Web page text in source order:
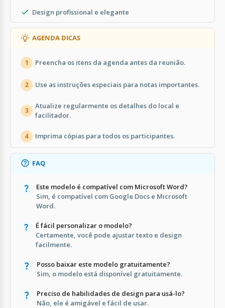
Design profissional e elegante
AGENDA DICAS
1 Preencha os itens da agenda antes da reunião.
2 Use as instruções especiais para notas importantes.
3
Atualize regularmente os detalhes do local e
facilitador.
4 Imprima cópias para todos os participantes.
FAQ
Este modelo é compatível com Microsoft Word?
Sim, é compatível com Google Docs e Microsoft
Word.
É fácil personalizar o modelo?
Certamente, você pode ajustar texto e design
facilmente.
Posso baixar este modelo gratuitamente?
Sim, o modelo está disponível gratuitamente.
Preciso de habilidades de design para usá-lo?
Não, ele é amigável e fácil de usar.